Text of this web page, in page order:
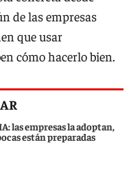
de las empresas
que usar
cómo hacerlo bien.
las empresas la adoptan,
están preparadas